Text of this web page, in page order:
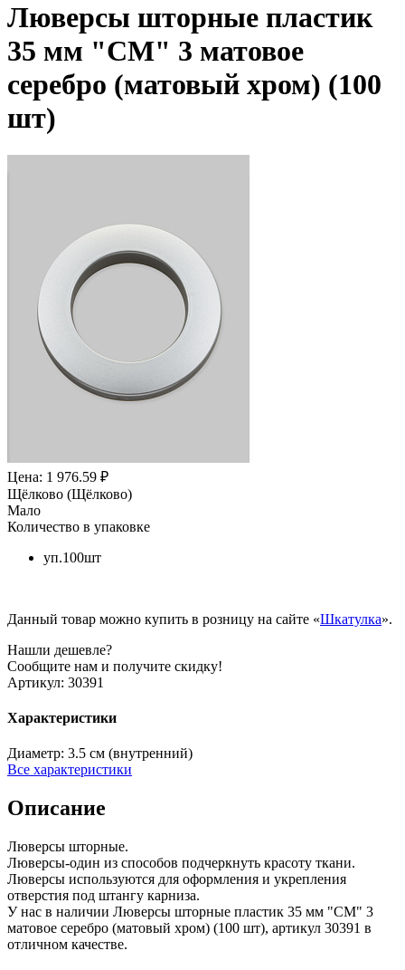
Люверсы шторные пластик
35 мм "СМ" 3 матовое
серебро (матовый хром) (100
шт)
Цена: 1 976.59 ₽
Щёлково (Щёлково)
Мало
Количество в упаковке
уп.100шт
Данный товар можно купить в розницу на сайте «Шкатулка».
Нашли дешевле?
Сообщите нам и получите скидку!
Артикул: 30391
Характеристики
Диаметр: 3.5 см (внутренний)
Все характеристики
Описание
Люверсы шторные.
Люверсы-один из способов подчеркнуть красоту ткани.
Люверсы используются для оформления и укрепления
отверстия под штангу карниза.
У нас в наличии Люверсы шторные пластик 35 мм "СМ" 3
матовое серебро (матовый хром) (100 шт), артикул 30391 в
отличном качестве.